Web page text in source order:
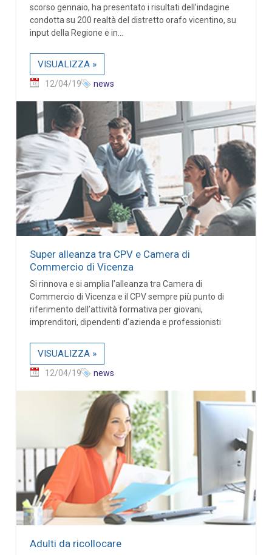
scorso gennaio, ha presentato i risultati dell’indagine
condotta su 200 realtà del distretto orafo vicentino, su
input della Regione e in...
VISUALIZZA »
12/04/19 news
Super alleanza tra CPV e Camera di
Commercio di Vicenza
Si rinnova e si amplia l’alleanza tra Camera di
Commercio di Vicenza e il CPV sempre più punto di
riferimento dell’attività formativa per giovani,
imprenditori, dipendenti d’azienda e professionisti
VISUALIZZA »
12/04/19 news
Adulti da ricollocare